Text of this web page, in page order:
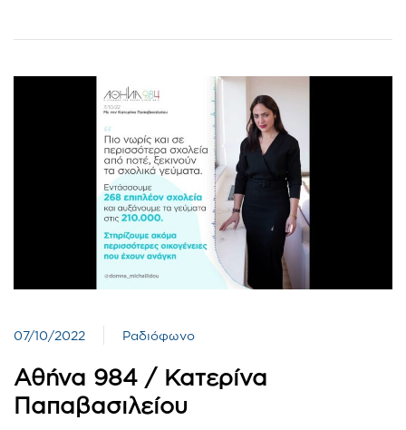
07/10/2022 Ραδιόφωνο
Αθήνα 984 / Κατερίνα
Παπαβασιλείου